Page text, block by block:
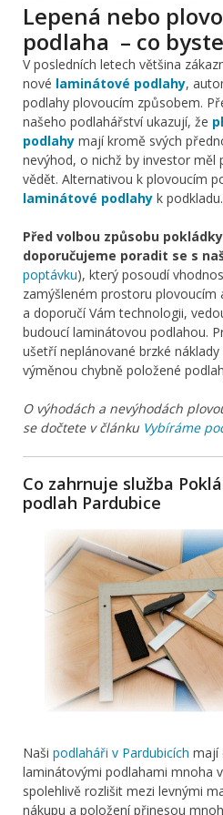
Lepená nebo
podlaha – co
V posledních letech většina
nové laminátové podlahy,
podlahy plovoucím způsobem.
našeho podlahářství ukazují, že
podlahy mají kromě svých
nevýhod, o nichž by investor
vědět. Alternativou k plovoucím
laminátové podlahy k podkladu.
Před volbou způsobu
doporučujeme poradit se s
poptávku), který posoudí
zamýšleném prostoru plovoucím
a doporučí Vám technologii,
budoucí laminátovou podlahou.
ušetří neplánované brzké
výměnou chybně položené
O výhodách a nevýhodách
se dočtete v článku Vybíráme
Co zahrnuje služba
podlah Pardubice
Naši podlaháři v Pardubicích mají
laminátovými podlahami mnoha
spolehlivě rozlišit mezi levnými
nákupu a položení přinesou